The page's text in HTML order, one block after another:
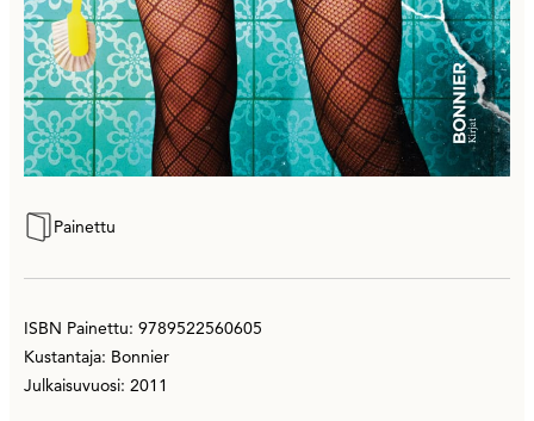
Painettu
ISBN Painettu: 9789522560605
Kustantaja: Bonnier
Julkaisuvuosi: 2011